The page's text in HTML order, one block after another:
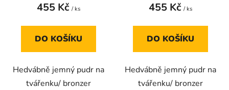
455 Kč / ks
DO KOŠÍKU
Hedvábně jemný pudr na
tvářenku/ bronzer
455 Kč / ks
DO KOŠÍKU
Hedvábně jemný pudr na
tvářenku/ bronzer